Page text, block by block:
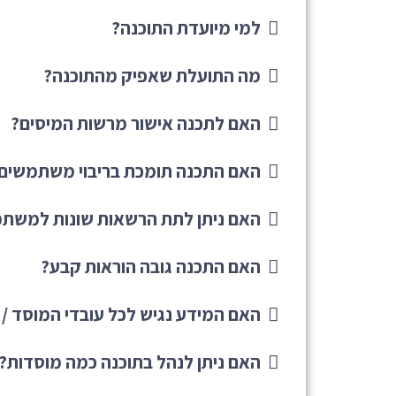
למי מיועדת התוכנה?
מה התועלת שאפיק מהתוכנה?
האם לתכנה אישור מרשות המיסים?
האם התכנה תומכת בריבוי משתמשים
האם ניתן לתת הרשאות שונות
האם התכנה גובה הוראות קבע?
האם המידע נגיש לכל עובדי המוסד
האם ניתן לנהל בתוכנה כמה מוסדות?